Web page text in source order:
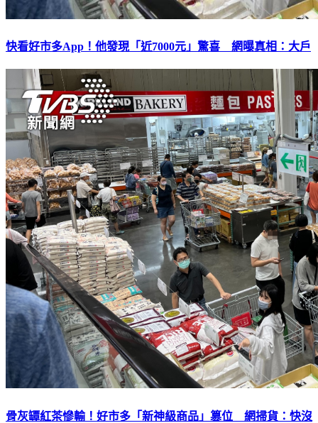
快看好市多App！他發現「近7000元」驚喜 網曝真相：大戶
骨灰罈紅茶慘輸！好市多「新神級商品」篡位 網掃貨：快沒